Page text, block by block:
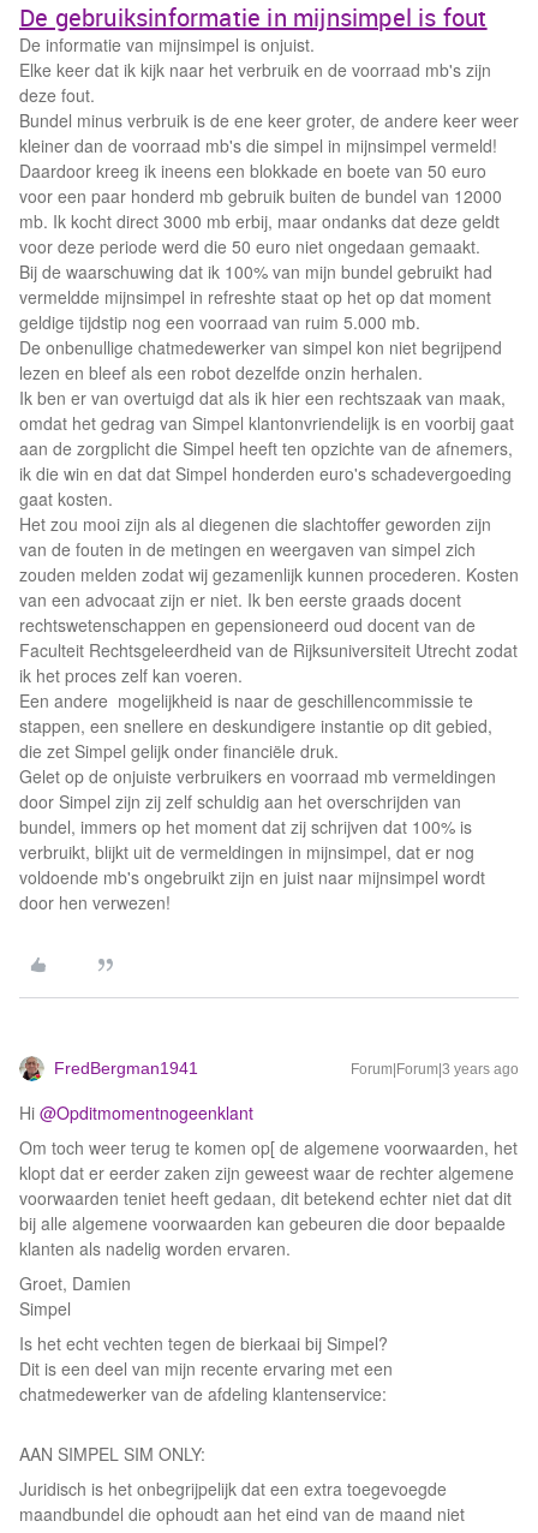
De gebruiksinformatie in mijnsimpel is fout
De informatie van mijnsimpel is onjuist.
Elke keer dat ik kijk naar het verbruik en de voorraad mb's zijn
deze fout.
Bundel minus verbruik is de ene keer groter, de andere keer weer
kleiner dan de voorraad mb's die simpel in mijnsimpel vermeld!
Daardoor kreeg ik ineens een blokkade en boete van 50 euro
voor een paar honderd mb gebruik buiten de bundel van 12000
mb. Ik kocht direct 3000 mb erbij, maar ondanks dat deze geldt
voor deze periode werd die 50 euro niet ongedaan gemaakt.
Bij de waarschuwing dat ik 100% van mijn bundel gebruikt had
vermeldde mijnsimpel in refreshte staat op het op dat moment
geldige tijdstip nog een voorraad van ruim 5.000 mb.
De onbenullige chatmedewerker van simpel kon niet begrijpend
lezen en bleef als een robot dezelfde onzin herhalen.
Ik ben er van overtuigd dat als ik hier een rechtszaak van maak,
omdat het gedrag van Simpel klantonvriendelijk is en voorbij gaat
aan de zorgplicht die Simpel heeft ten opzichte van de afnemers,
ik die win en dat dat Simpel honderden euro's schadevergoeding
gaat kosten.
Het zou mooi zijn als al diegenen die slachtoffer geworden zijn
van de fouten in de metingen en weergaven van simpel zich
zouden melden zodat wij gezamenlijk kunnen procederen. Kosten
van een advocaat zijn er niet. Ik ben eerste graads docent
rechtswetenschappen en gepensioneerd oud docent van de
Faculteit Rechtsgeleerdheid van de Rijksuniversiteit Utrecht zodat
ik het proces zelf kan voeren.
Een andere mogelijkheid is naar de geschillencommissie te
stappen, een snellere en deskundigere instantie op dit gebied,
die zet Simpel gelijk onder financiële druk.
Gelet op de onjuiste verbruikers en voorraad mb vermeldingen
door Simpel zijn zij zelf schuldig aan het overschrijden van
bundel, immers op het moment dat zij schrijven dat 100% is
verbruikt, blijkt uit de vermeldingen in mijnsimpel, dat er nog
voldoende mb's ongebruikt zijn en juist naar mijnsimpel wordt
door hen verwezen!
FredBergman1941 Forum|Forum|3 years ago
Hi @Opditmomentnogeenklant
Om toch weer terug te komen op[ de algemene voorwaarden, het
klopt dat er eerder zaken zijn geweest waar de rechter algemene
voorwaarden teniet heeft gedaan, dit betekend echter niet dat dit
bij alle algemene voorwaarden kan gebeuren die door bepaalde
klanten als nadelig worden ervaren.
Groet, Damien
Simpel
Is het echt vechten tegen de bierkaai bij Simpel?
Dit is een deel van mijn recente ervaring met een
chatmedewerker van de afdeling klantenservice:
AAN SIMPEL SIM ONLY:
Juridisch is het onbegrijpelijk dat een extra toegevoegde
maandbundel die ophoudt aan het eind van de maand niet